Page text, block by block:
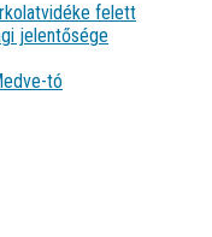
felett
jelentősége
tó